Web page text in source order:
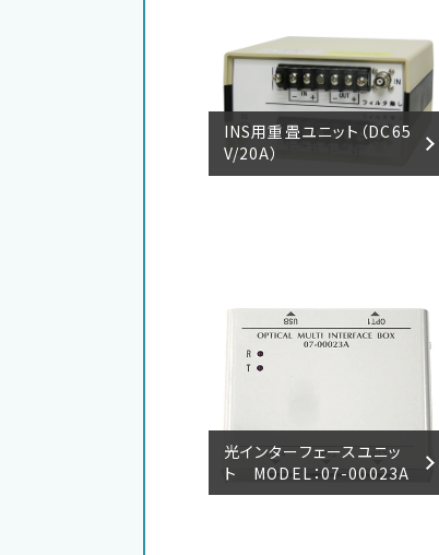
INS用重畳ユニット（DC65
V/20A）
光インターフェースユニッ
ト MODEL：07-00023A